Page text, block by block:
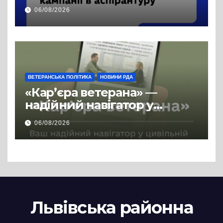
продовжено
06/08/2026
ВЕТЕРАНСЬКА ПОЛІТИКА НОВИНИ РДА
«Кар’єра ветерана» —
надійний навігатор у
цивільній професії
06/08/2026
Львівська районна